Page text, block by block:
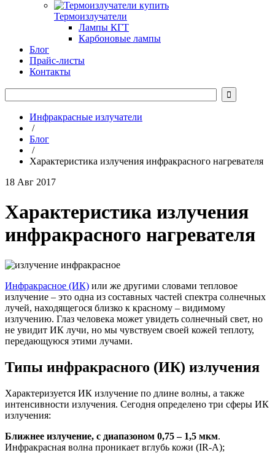
Термоизлучатели
Лампы КГТ
Карбоновые лампы
Блог
Прайс-листы
Контакты

Инфракрасные излучатели
/
Блог
/
Характеристика излучения инфракрасного нагревателя
18 Авг 2017
Характеристика излучения
инфракрасного нагревателя
Инфракрасное (ИК) или же другими словами тепловое
излучение – это одна из составных частей спектра солнечных
лучей, находящегося близко к красному – видимому
излучению. Глаз человека может увидеть солнечный свет, но
не увидит ИК лучи, но мы чувствуем своей кожей теплоту,
передающуюся этими лучами.
Типы инфракрасного (ИК) излучения
Характеризуется ИК излучение по длине волны, а также
интенсивности излучения. Сегодня определено три сферы ИК
излучения:
Ближнее излучение, с диапазоном 0,75 – 1,5 мкм.
Инфракрасная волна проникает вглубь кожи (IR-A);